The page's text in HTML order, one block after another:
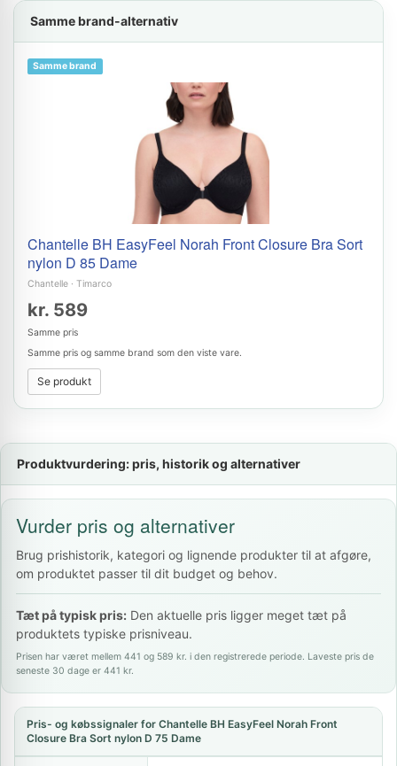
Samme brand-alternativ
Samme brand
Chantelle BH EasyFeel Norah Front Closure Bra Sort
nylon D 85 Dame
Chantelle · Timarco
kr. 589
Samme pris
Samme pris og samme brand som den viste vare.
Se produkt
Produktvurdering: pris, historik og alternativer
Vurder pris og alternativer
Brug prishistorik, kategori og lignende produkter til at afgøre,
om produktet passer til dit budget og behov.
Tæt på typisk pris: Den aktuelle pris ligger meget tæt på
produktets typiske prisniveau.
Prisen har været mellem 441 og 589 kr. i den registrerede periode. Laveste pris de
seneste 30 dage er 441 kr.
Pris- og købssignaler for Chantelle BH EasyFeel Norah Front
Closure Bra Sort nylon D 75 Dame